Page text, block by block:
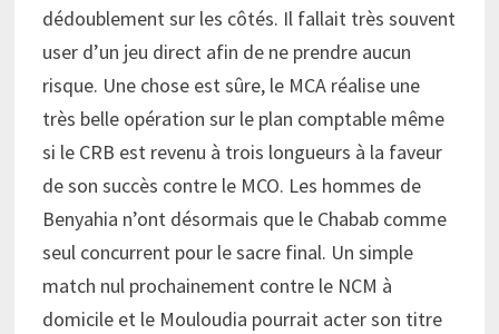
dédoublement sur les côtés. Il fallait très souvent
user d’un jeu direct afin de ne prendre aucun
risque. Une chose est sûre, le MCA réalise une
très belle opération sur le plan comptable même
si le CRB est revenu à trois longueurs à la faveur
de son succès contre le MCO. Les hommes de
Benyahia n’ont désormais que le Chabab comme
seul concurrent pour le sacre final. Un simple
match nul prochainement contre le NCM à
domicile et le Mouloudia pourrait acter son titre